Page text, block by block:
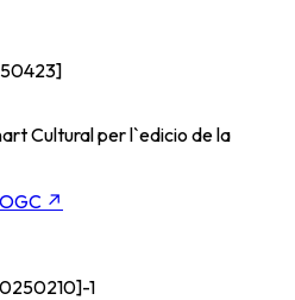
Cultural per l`edicio de la
↗
1